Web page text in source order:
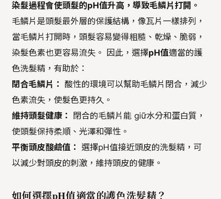
染髮過程會使頭髮的pH值升高，導致毛鱗片打開。
毛鱗片是頭髮最外層的保護結構，像瓦片一樣排列，
當毛鱗片打開時，頭髮容易變得粗糙、乾燥、脆弱，
染髮色素也更容易流失。 因此，選擇pH值適當的護
色洗髮精，有助於：
閉合毛鱗片： 酸性的環境可以幫助毛鱗片閉合，減少
色素流失，使髮色更持久。
維持頭髮健康：
閉合的毛鱗片能 giữ水分和蛋白質，
使頭髮保持柔順、光澤和彈性。
平衡頭皮酸鹼值：
選擇pH值接近頭皮的洗髮精，可
以減少對頭皮的刺激，維持頭皮的健康。
如何選擇pH值適當的護色洗髮精？